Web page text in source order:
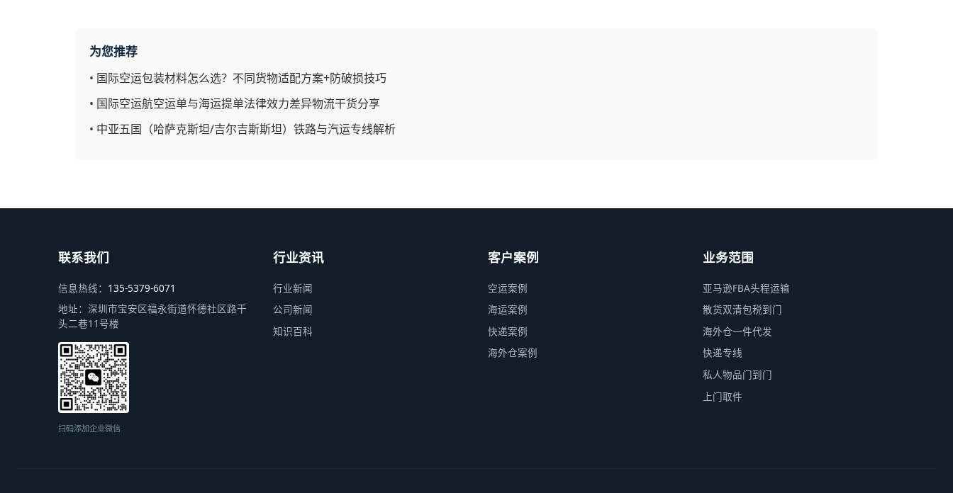
为您推荐
• 国际空运包装材料怎么选？不同货物适配方案+防破损技巧
• 国际空运航空运单与海运提单法律效力差异物流干货分享
• 中亚五国（哈萨克斯坦/吉尔吉斯斯坦）铁路与汽运专线解析
联系我们
信息热线： 135-5379-6071
地址： 深圳市宝安区福永街道怀德社区路干
头二巷11号楼
扫码添加企业微信
行业资讯
行业新闻
公司新闻
知识百科
客户案例
空运案例
海运案例
快递案例
海外仓案例
业务范围
亚马逊FBA头程运输
散货双清包税到门
海外仓一件代发
快递专线
私人物品门到门
上门取件